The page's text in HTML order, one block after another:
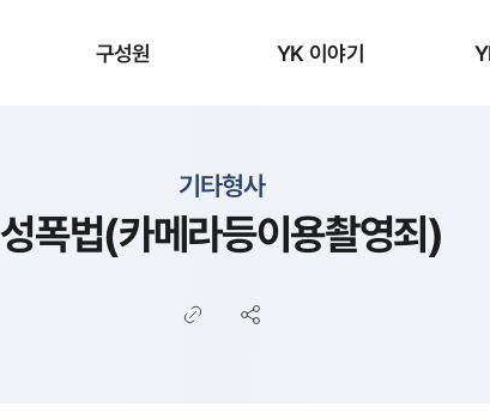
구성원 YK 이야기
기타형사
성폭법(카메라등이용촬영죄)